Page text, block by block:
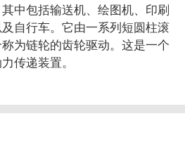
中包括输送机、绘图机、印刷
自行车。它由一系列短圆柱滚
为链轮的齿轮驱动。这是一个
传递装置。